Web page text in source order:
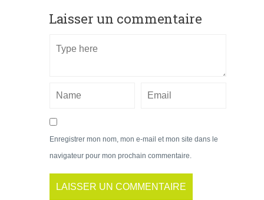
Laisser un commentaire
Enregistrer mon nom, mon e-mail et mon site dans le
navigateur pour mon prochain commentaire.